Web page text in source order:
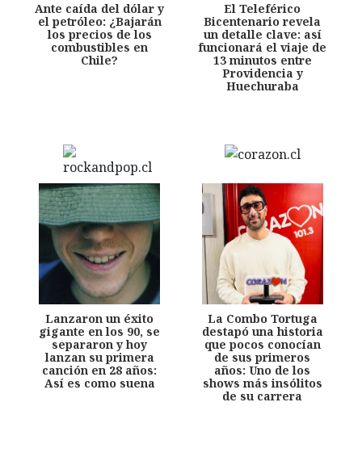
Ante caída del dólar y
el petróleo: ¿Bajarán
los precios de los
combustibles en
Chile?
El Teleférico
Bicentenario revela
un detalle clave: así
funcionará el viaje de
13 minutos entre
Providencia y
Huechuraba
Lanzaron un éxito
gigante en los 90, se
separaron y hoy
lanzan su primera
canción en 28 años:
Así es como suena
La Combo Tortuga
destapó una historia
que pocos conocían
de sus primeros
años: Uno de los
shows más insólitos
de su carrera